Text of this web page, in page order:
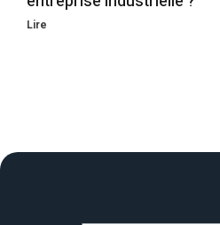
Lire